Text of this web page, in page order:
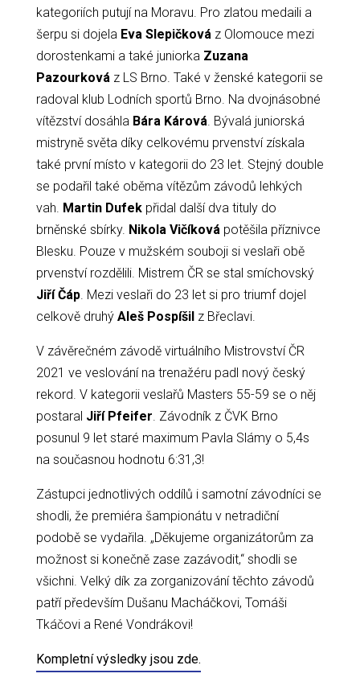
kategoriích putují na Moravu. Pro zlatou medaili a
šerpu si dojela Eva Slepičková z Olomouce mezi
dorostenkami a také juniorka Zuzana
Pazourková z LS Brno. Také v ženské kategorii se
radoval klub Lodních sportů Brno. Na dvojnásobné
vítězství dosáhla Bára Kárová. Bývalá juniorská
mistryně světa díky celkovému prvenství získala
také první místo v kategorii do 23 let. Stejný double
se podařil také oběma vítězům závodů lehkých
vah. Martin Dufek přidal další dva tituly do
brněnské sbírky. Nikola Vičíková potěšila příznivce
Blesku. Pouze v mužském souboji si veslaři obě
prvenství rozdělili. Mistrem ČR se stal smíchovský
Jiří Čáp. Mezi veslaři do 23 let si pro triumf dojel
celkově druhý Aleš Pospíšil z Břeclavi.
V závěrečném závodě virtuálního Mistrovství ČR
2021 ve veslování na trenažéru padl nový český
rekord. V kategorii veslařů Masters 55-59 se o něj
postaral Jiří Pfeifer. Závodník z ČVK Brno
posunul 9 let staré maximum Pavla Slámy o 5,4s
na současnou hodnotu 6:31,3!
Zástupci jednotlivých oddílů i samotní závodníci se
shodli, že premiéra šampionátu v netradiční
podobě se vydařila. „Děkujeme organizátorům za
možnost si konečně zase zazávodit,“ shodli se
všichni. Velký dík za zorganizování těchto závodů
patří především Dušanu Macháčkovi, Tomáši
Tkáčovi a René Vondrákovi!
Kompletní výsledky jsou zde.